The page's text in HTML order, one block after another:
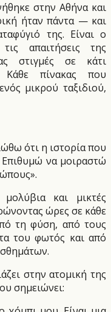
στην Αθήνα και
ήταν πάντα — και
της. Είναι ο
απαιτήσεις της
στιγμές σε κάτι
Κάθε πίνακας που
μικρού ταξιδιού,
ότι η ιστορία που
Επιθυμώ να μοιραστώ
και μικτές
ώρες σε κάθε
τη φύση, από τους
του φωτός και από
στην ατομική της
σημειώνει: